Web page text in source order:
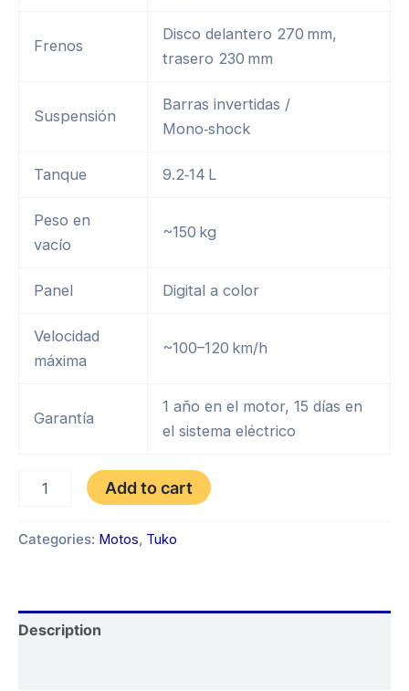
Frenos
Disco delantero 270 mm,
trasero 230 mm
Suspensión
Barras invertidas /
Mono‑shock
Tanque 9.2‑14 L
Peso en
vacío
~150 kg
Panel Digital a color
Velocidad
máxima
~100–120 km/h
Garantía
1 año en el motor, 15 días en
el sistema eléctrico
TKZ-
SPORT
Add to cart
Categories: Motos, Tuko
Description